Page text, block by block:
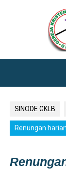
SINODE GKLB
Renungan